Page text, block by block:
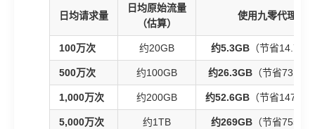
日均请求量
日均原始流量
（估算）
使用九零代理
100万次 约20GB 约5.3GB （节省
500万次 约100GB 约26.3GB （节省
1,000万次 约200GB 约52.6GB （节省
5,000万次 约1TB 约269GB （节省